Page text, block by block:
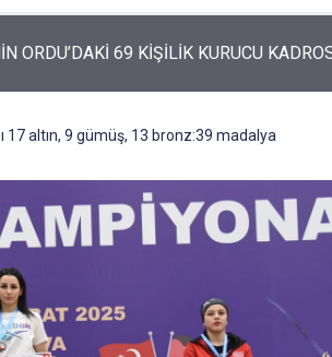
ORDU’DAKİ 69 KİŞİLİK KURUCU
17 altın, 9 gümüş, 13 bronz:39 madalya